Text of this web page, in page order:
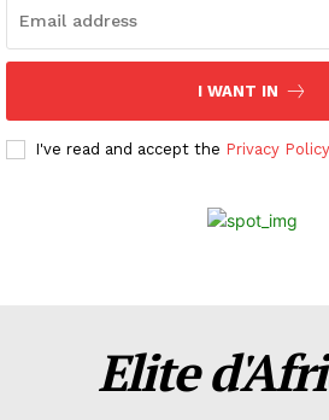
I WANT IN
I've read and accept the Privacy Policy
Elite